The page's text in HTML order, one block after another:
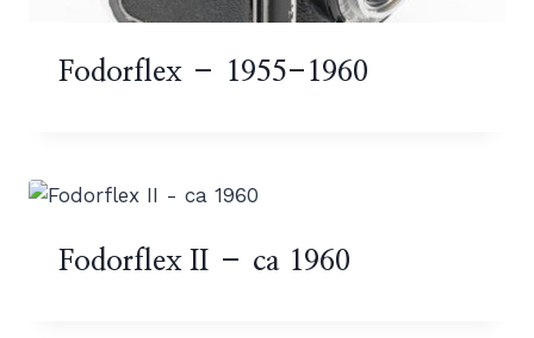
Fodorflex – 1955-1960
Fodorflex II – ca 1960